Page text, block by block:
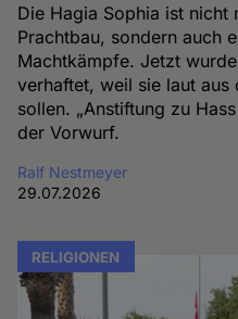
Die Hagia Sophia ist nicht
Prachtbau, sondern auch
Machtkämpfe. Jetzt
verhaftet, weil sie laut aus
sollen. „Anstiftung zu
der Vorwurf.
Ralf Nestmeyer
29.07.2026
RELIGIONEN